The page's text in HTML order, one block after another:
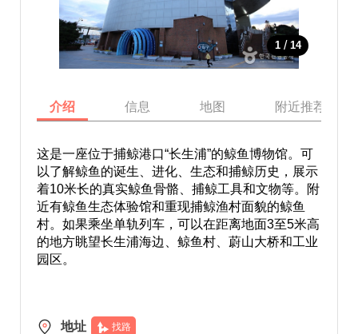
1 / 14
介绍 信息 地图 附近推荐景点
这是一座位于捕鲸港口“长生浦”的鲸鱼博物馆。可
以了解鲸鱼的诞生、进化、生态和捕鲸历史，展示
着10米长的真实鲸鱼骨骼、捕鲸工具和文物等。附
近有鲸鱼生态体验馆和重现捕鲸渔村面貌的鲸鱼
村。如果乘坐单轨列车，可以在距离地面3至5米高
的地方眺望长生浦海边、鲸鱼村、蔚山大桥和工业
园区。
地址 找路